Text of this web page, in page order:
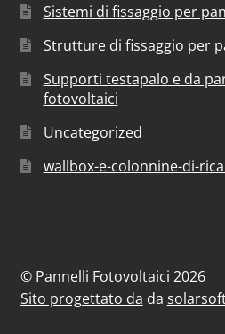
Sistemi di fissaggio per
Strutture di fissaggio per
Supporti testapalo e da
fotovoltaici
Uncategorized
wallbox-e-colonnine-di-
© Pannelli Fotovoltaici 2026
Sito progettato da da